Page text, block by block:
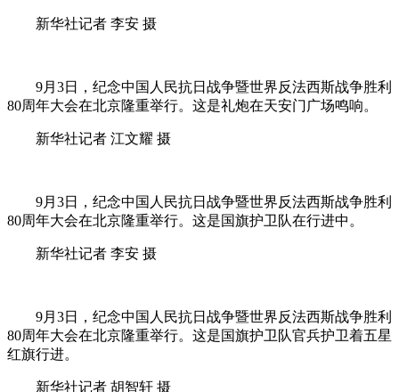
新华社记者 李安 摄
9月3日，纪念中国人民抗日战争暨世界反法西斯战争胜利
80周年大会在北京隆重举行。这是礼炮在天安门广场鸣响。
新华社记者 江文耀 摄
9月3日，纪念中国人民抗日战争暨世界反法西斯战争胜利
80周年大会在北京隆重举行。这是国旗护卫队在行进中。
新华社记者 李安 摄
9月3日，纪念中国人民抗日战争暨世界反法西斯战争胜利
80周年大会在北京隆重举行。这是国旗护卫队官兵护卫着五星
红旗行进。
新华社记者 胡智轩 摄